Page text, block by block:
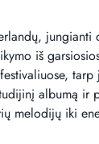
iš
tarp
albumą ir
melodijų iki